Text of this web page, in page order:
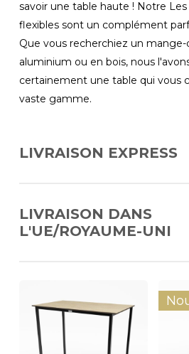
savoir une table haute ! Notre
flexibles sont un complément
Que vous recherchiez un
aluminium ou en bois, nous
certainement une table qui vous
vaste gamme.
LIVRAISON EXPRESS
(BENELUX) ; sous 4 jours
LIVRAISON DANS
L'UE/ROYAUME-UNI